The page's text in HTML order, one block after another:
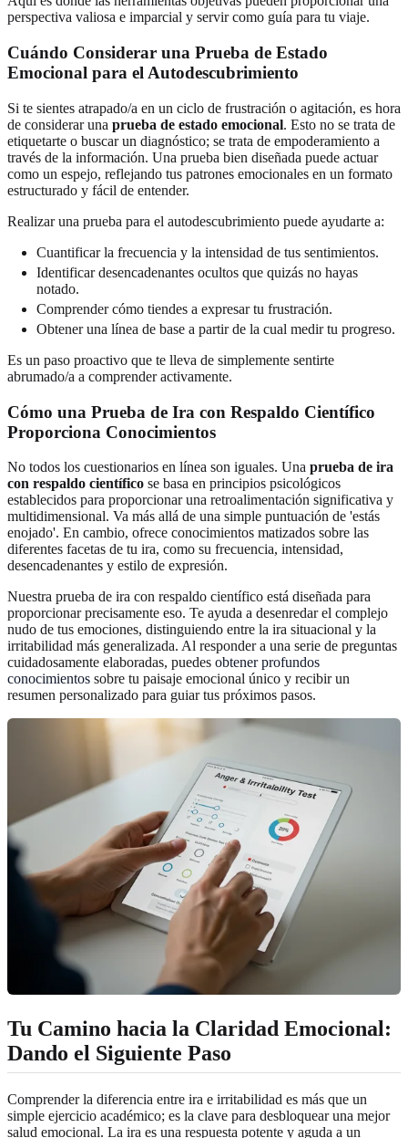
perspectiva valiosa e imparcial y servir como guía para tu viaje.
Cuándo Considerar una Prueba de Estado
Emocional para el Autodescubrimiento
Si te sientes atrapado/a en un ciclo de frustración o agitación, es hora
de considerar una prueba de estado emocional. Esto no se trata de
etiquetarte o buscar un diagnóstico; se trata de empoderamiento a
través de la información. Una prueba bien diseñada puede actuar
como un espejo, reflejando tus patrones emocionales en un formato
estructurado y fácil de entender.
Realizar una prueba para el autodescubrimiento puede ayudarte a:
Cuantificar la frecuencia y la intensidad de tus sentimientos.
Identificar desencadenantes ocultos que quizás no hayas
notado.
Comprender cómo tiendes a expresar tu frustración.
Obtener una línea de base a partir de la cual medir tu progreso.
Es un paso proactivo que te lleva de simplemente sentirte
abrumado/a a comprender activamente.
Cómo una Prueba de Ira con Respaldo Científico
Proporciona Conocimientos
No todos los cuestionarios en línea son iguales. Una prueba de ira
con respaldo científico se basa en principios psicológicos
establecidos para proporcionar una retroalimentación significativa y
multidimensional. Va más allá de una simple puntuación de 'estás
enojado'. En cambio, ofrece conocimientos matizados sobre las
diferentes facetas de tu ira, como su frecuencia, intensidad,
desencadenantes y estilo de expresión.
Nuestra prueba de ira con respaldo científico está diseñada para
proporcionar precisamente eso. Te ayuda a desenredar el complejo
nudo de tus emociones, distinguiendo entre la ira situacional y la
irritabilidad más generalizada. Al responder a una serie de preguntas
cuidadosamente elaboradas, puedes obtener profundos
conocimientos sobre tu paisaje emocional único y recibir un
resumen personalizado para guiar tus próximos pasos.
Tu Camino hacia la Claridad Emocional:
Dando el Siguiente Paso
Comprender la diferencia entre ira e irritabilidad es más que un
simple ejercicio académico; es la clave para desbloquear una mejor
salud emocional. La ira es una respuesta potente y aguda a un